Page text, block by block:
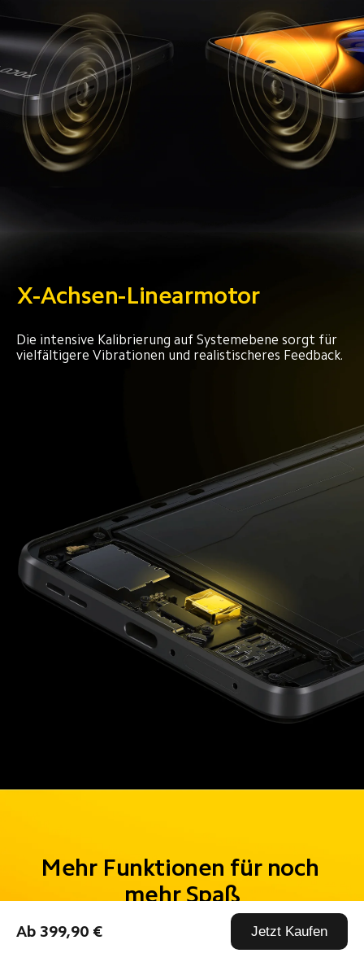
Ab 399,90 € Jetzt Kaufen
X-Achsen-Linearmotor
Die intensive Kalibrierung auf Systemebene sorgt für
vielfältigere Vibrationen und realistischeres Feedback.
Mehr Funktionen für noch
mehr Spaß